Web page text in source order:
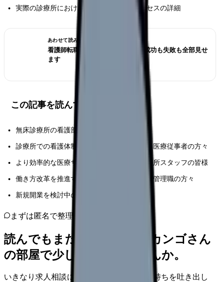
実際の診療所における成功事例と改善プロセスの詳細
あわせて読みたい
看護師転職のリアル体験談12選｜成功も失敗も全部見せ
ます
この記事を読んでほしい人
無床診療所の看護部門責任者や管理者の方々
診療所での看護体制の改善を検討されている医療従事者の方々
より効率的な医療サービス提供を目指す診療所スタッフの皆様
働き方改革を推進する立場にある医療機関の管理職の方々
新規開業を検討中の医療従事者の方々
まずは匿名で整理
読んでもまだ苦しいなら、カンゴさん
の部屋で少し話してみませんか。
いきなり求人相談には進みません。今の気持ちを吐き出し